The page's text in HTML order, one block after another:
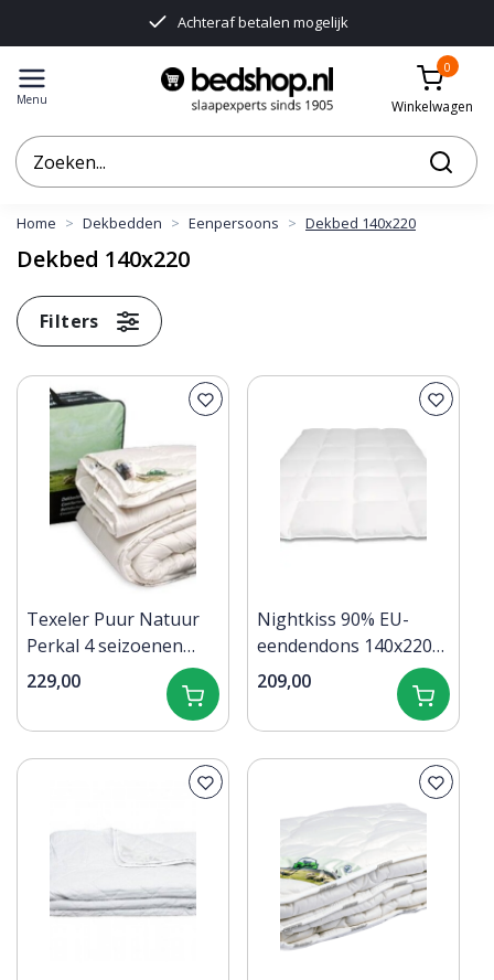
Achteraf betalen mogelijk
Menu
0
Winkelwagen
Home Dekbedden Eenpersoons Dekbed 140x220
Dekbed 140x220
Filters
Texeler Puur Natuur
Perkal 4 seizoenen
Dekbed 140x220
229,00
Nightkiss 90% EU-
eendendons 140x220
Zomer - 300 gram
209,00